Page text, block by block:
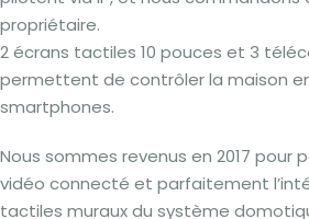
propriétaire.
2 écrans tactiles 10 pouces et 3
permettent de contrôler la maison
smartphones.
Nous sommes revenus en 2017 pour
vidéo connecté et parfaitement
tactiles muraux du système